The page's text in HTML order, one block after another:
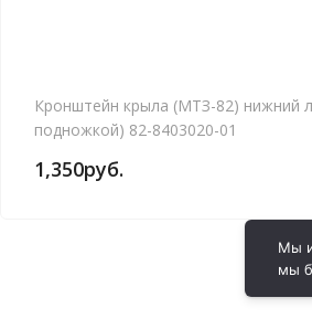
Кронштейн крыла (МТЗ-82) нижний
подножкой) 82-8403020-01
1,350руб.
Мы
мы